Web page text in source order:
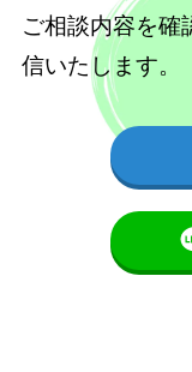
ご相談内容を確
信いたします。